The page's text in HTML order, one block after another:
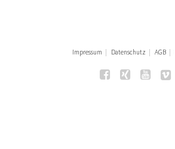
Impressum Datenschutz AGB